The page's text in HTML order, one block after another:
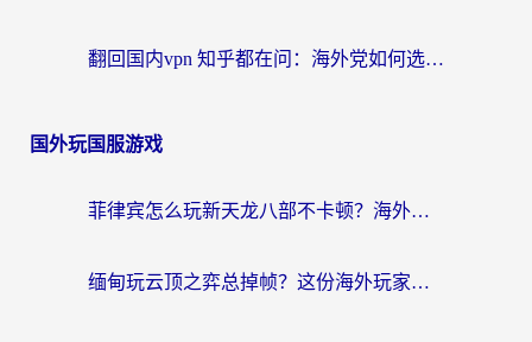
翻回国内vpn 知乎都在问：海外党如何选对加速器，无缝刷剧打游戏？
国外玩国服游戏
菲律宾怎么玩新天龙八部不卡顿？海外党国服游戏加速器终极指南（附欧洲国外玩家实测）
缅甸玩云顶之弈总掉帧？这份海外玩家专属加速器攻略帮你上分